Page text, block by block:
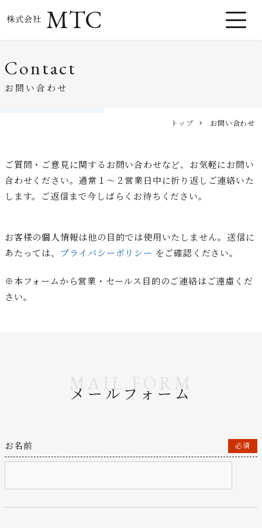
株式会社 MTC
Contact
お問い合わせ
トップ お問い合わせ
ご質問・ご意見に関するお問い合わせなど、お気軽にお問い
合わせください。通常１～２営業日中に折り返しご連絡いた
します。ご返信まで今しばらくお待ちください。
お客様の個人情報は他の目的では使用いたしません。送信に
あたっては、
プライバシーポリシー をご確認ください。
※本フォームから営業・セールス目的のご連絡はご遠慮くだ
さい。
MAIL FORM
メールフォーム
お名前 必須